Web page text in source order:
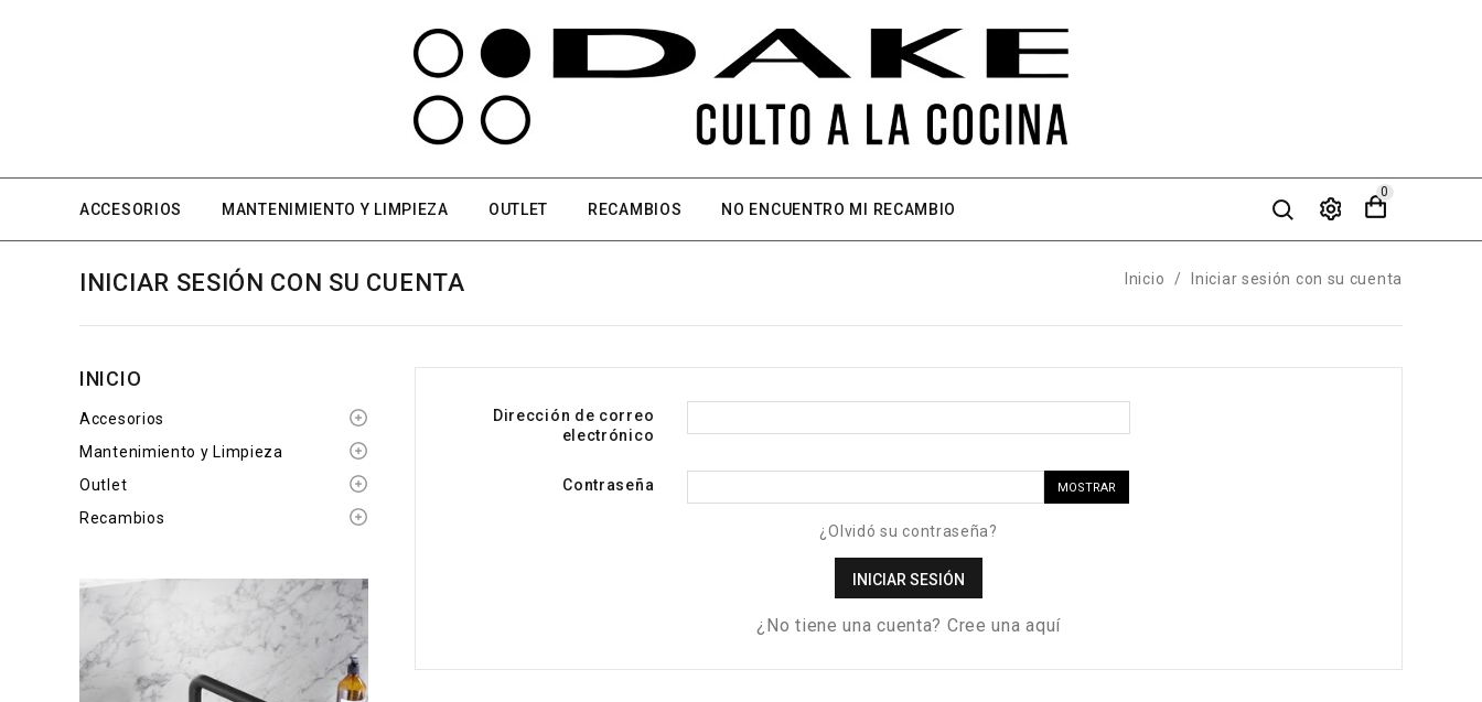
ACCESORIOS MANTENIMIENTO Y LIMPIEZA OUTLET RECAMBIOS NO ENCUENTRO MI RECAMBIO
0
INICIAR SESIÓN CON SU CUENTA Inicio Iniciar sesión con su cuenta
INICIO
Accesorios
Mantenimiento y Limpieza
Outlet
Recambios
Dirección de correo
electrónico
Contraseña MOSTRAR
¿Olvidó su contraseña?
INICIAR SESIÓN
¿No tiene una cuenta? Cree una aquí